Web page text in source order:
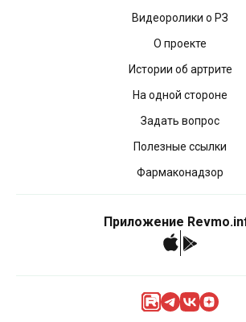
Приложение
Видеоролики о РЗ
О проекте
Истории об артрите
На одной стороне
Задать вопрос
Полезные ссылки
Фармаконадзор